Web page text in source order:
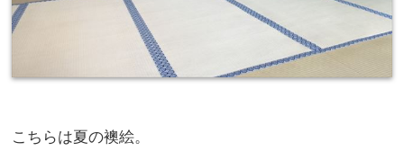
こちらは夏の襖絵。